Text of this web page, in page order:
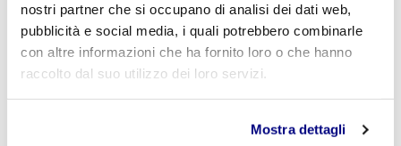
nostri partner che si occupano di analisi dei dati web,
pubblicità e social media, i quali potrebbero combinarle
con altre informazioni che ha fornito loro o che hanno
raccolto dal suo utilizzo dei loro servizi.
Mostra dettagli
Se sei studente della scuola utilizza il coupon
"CPVIDEOPILLOLA" in fase di checkout per azzerare
il costo della VideoPillola